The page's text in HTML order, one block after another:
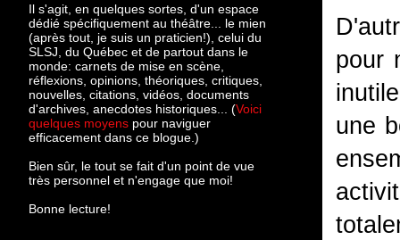
pour
une
Il s'agit, en quelques sortes, d'un espace
dédié spécifiquement au théâtre... le mien
(après tout, je suis un praticien!), celui du
SLSJ, du Québec et de partout dans le
monde: carnets de mise en scène,
réflexions, opinions, théoriques, critiques,
nouvelles, citations, vidéos, documents
d'archives, anecdotes historiques... (Voici
quelques moyens pour naviguer
efficacement dans ce blogue.)
Bien sûr, le tout se fait d'un point de vue
très personnel et n'engage que moi!
Bonne lecture!